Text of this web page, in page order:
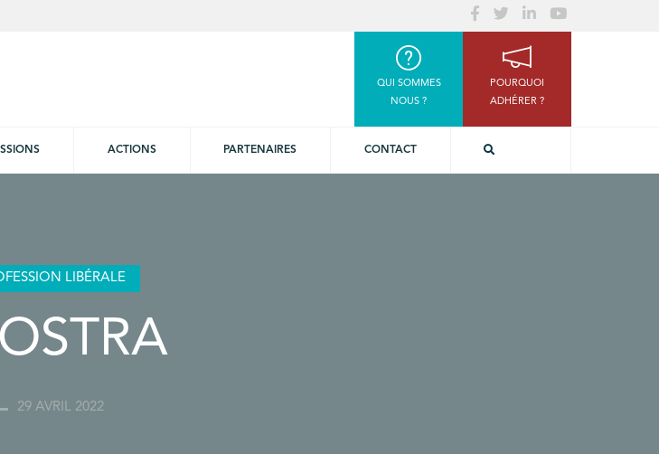
QUI SOMMES
NOUS ?
POURQUOI
ADHÉRER ?
ACTIONS PARTENAIRES CONTACT
LIBÉRALE
29 AVRIL 2022